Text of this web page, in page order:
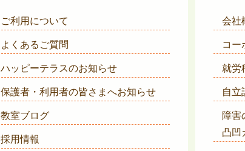
ご利用について
よくあるご質問
ハッピーテラスのお知らせ
保護者・利用者の皆さまへお知らせ
教室ブログ
採用情報
会社
コー
就労
自立
障害
凸凹